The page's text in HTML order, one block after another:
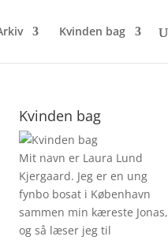
Kvinden bag
Kvinden bag
Mit navn er Laura Lund
Kjergaard. Jeg er en ung
fynbo bosat i København
sammen min kæreste Jonas,
og så læser jeg til